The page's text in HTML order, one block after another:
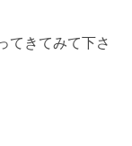
てきてみて下さ